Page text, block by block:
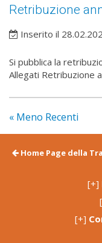
Retribuzione
Inserito il
Si pubblica la
Allegati Retribuzione
« Meno Recenti
Home Page della
[+]
[+]